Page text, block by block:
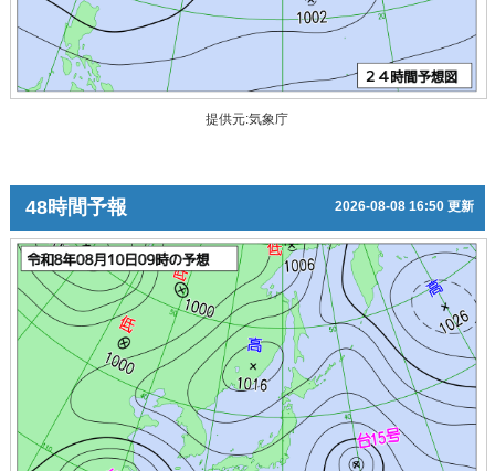
提供元:気象庁
48時間予報 2026-08-08 16:50 更新